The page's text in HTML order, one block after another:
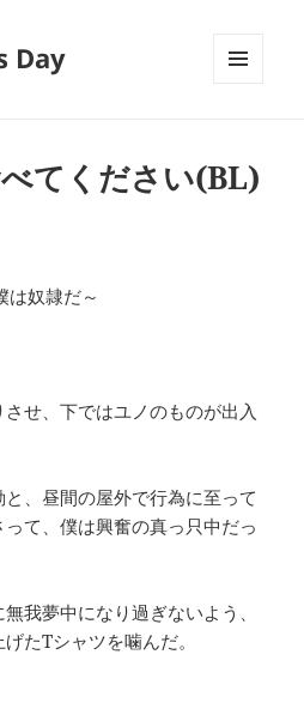
Day
べてください(BL)
は奴隷だ～
せ、下ではユノのものが出入
、昼間の屋外で行為に至って
て、僕は興奮の真っ只中だっ
我夢中になり過ぎないよう、
たTシャツを噛んだ。